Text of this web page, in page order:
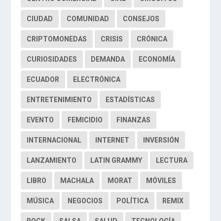
CIUDAD COMUNIDAD CONSEJOS
CRIPTOMONEDAS CRISIS CRÓNICA
CURIOSIDADES DEMANDA ECONOMÍA
ECUADOR ELECTRÓNICA
ENTRETENIMIENTO ESTADÍSTICAS
EVENTO FEMICIDIO FINANZAS
INTERNACIONAL INTERNET INVERSIÓN
LANZAMIENTO LATIN GRAMMY LECTURA
LIBRO MACHALA MORAT MÓVILES
MÚSICA NEGOCIOS POLÍTICA REMIX